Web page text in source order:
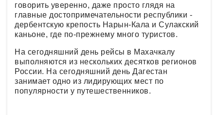
говорить уверенно, даже просто глядя на
главные достопримечательности республики -
дербентскую крепость Нарын-Кала и Сулакский
каньоне, где по-прежнему много туристов.
На сегодняшний день рейсы в Махачкалу
выполняются из нескольких десятков регионов
России. На сегодняшний день Дагестан
занимает одно из лидирующих мест по
популярности у путешественников.